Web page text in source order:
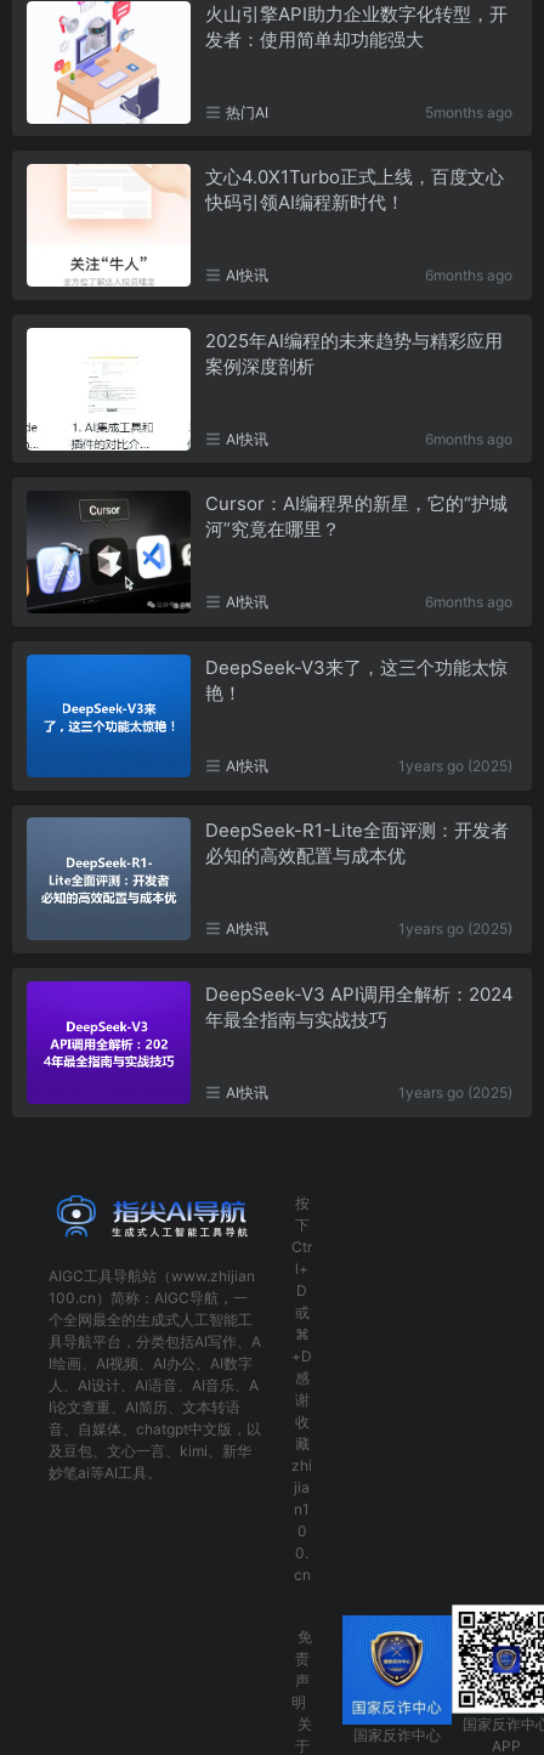
火山引擎API助力企业数字化转型，开
发者：使用简单却功能强大
热门AI 5months ago
文心4.0X1Turbo正式上线，百度文心
快码引领AI编程新时代！
AI快讯 6months ago
2025年AI编程的未来趋势与精彩应用
案例深度剖析
AI快讯 6months ago
Cursor：AI编程界的新星，它的“护城
河”究竟在哪里？
AI快讯 6months ago
DeepSeek-V3来了，这三个功能太惊
艳！
AI快讯 1years go (2025)
DeepSeek-R1-Lite全面评测：开发者
必知的高效配置与成本优
AI快讯 1years go (2025)
DeepSeek-V3 API调用全解析：2024
年最全指南与实战技巧
AI快讯 1years go (2025)
AIGC工具导航站（www.zhijian
100.cn）简称： AIGC导航 ，一
个全网最全的生成式人工智能工
具导航平台，分类包括AI写作 、 A
I绘画 、 AI视频 、 AI办公 、 AI数字
人 、 AI设计、 AI语音、 AI音乐、 A
I论文查重 、 AI简历 、 文本转语
音、 自媒体 、 chatgpt中文版 ，以
及 豆包、 文心一言 、 kimi 、 新华
妙笔ai等AI工具。
按
下
Ctr
l+
D
或
⌘
+D
感
谢
收
藏
zhi
jia
n1
0
0.
cn
免
责
声
明
关
于
国家反诈中心
国家反诈中
APP